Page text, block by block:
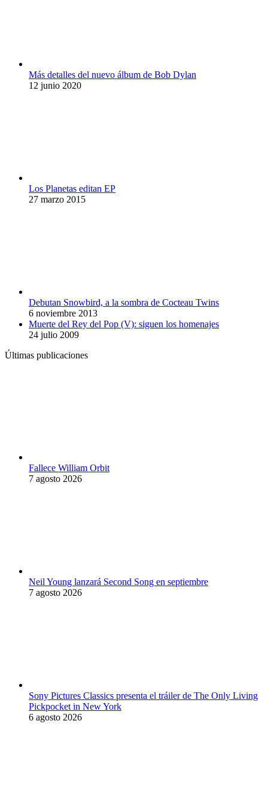
Más detalles del nuevo álbum de Bob Dylan
12 junio 2020
Los Planetas editan EP
27 marzo 2015
Debutan Snowbird, a la sombra de Cocteau Twins
6 noviembre 2013
Muerte del Rey del Pop (V): siguen los homenajes
24 julio 2009
Últimas publicaciones
Fallece William Orbit
7 agosto 2026
Neil Young lanzará Second Song en septiembre
7 agosto 2026
Sony Pictures Classics presenta el tráiler de The Only Living
Pickpocket in New York
6 agosto 2026